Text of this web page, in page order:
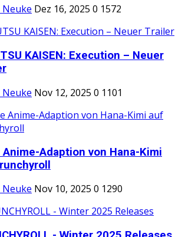
Dez 16, 2025 0 1572
KAISEN: Execution – Neuer
Nov 12, 2025 0 1101
Anime-Adaption von Hana-Kimi
Nov 10, 2025 0 1290